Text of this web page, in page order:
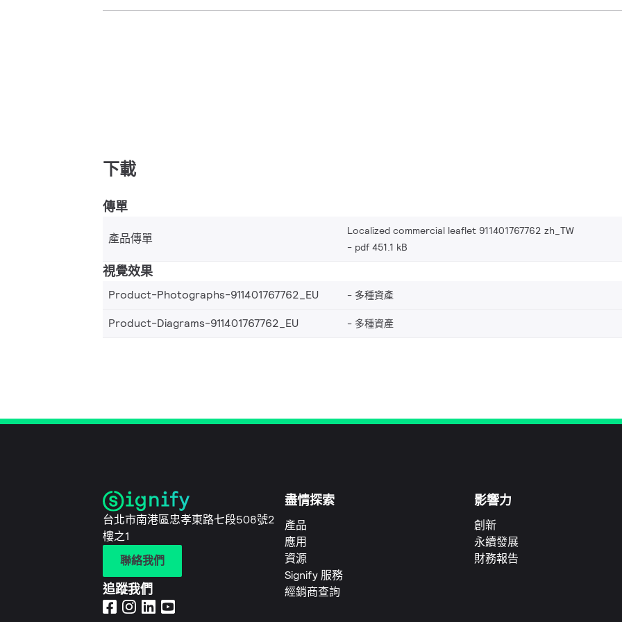
下載
傳單
產品傳單
Localized commercial leaflet 911401767762 zh_TW
pdf 451.1 kB
視覺效果
Product-Photographs-911401767762_EU 多種資產
Product-Diagrams-911401767762_EU
多種資產
台北市南港區忠孝東路七段508號2
樓之1
聯絡我們
追蹤我們
盡情探索
產品
應用
資源
Signify 服務
經銷商查詢
影響力
創新
永續發展
財務報告